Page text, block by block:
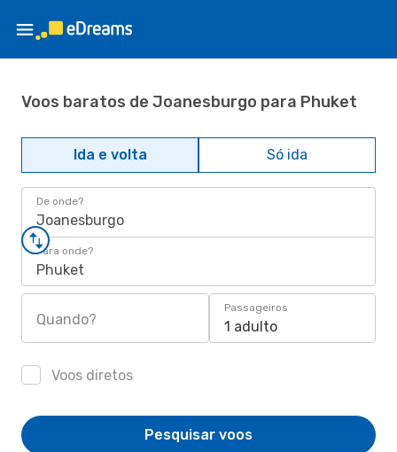
Voos baratos de Joanesburgo para Phuket
Ida e volta Só ida
De onde?
Joanesburgo
Para onde?
Phuket
Quando?
Passageiros
1 adulto
Voos diretos
Pesquisar voos